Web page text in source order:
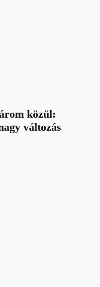
közül:
változás